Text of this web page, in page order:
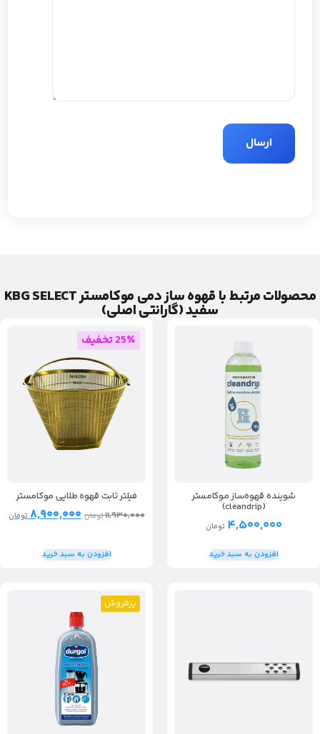
محصولات مرتبط با قهوه ساز دمی موکامستر KBG SELECT
سفید (گارانتی اصلی)
شوینده قهوه‌ساز موکامستر
(cleandrip)
۴,۵۰۰,۰۰۰ تومان
افزودن به سبد خرید
25٪ تخفیف
فیلتر ثابت قهوه طلایی موکامستر
۱۱,۹۳۰,۰۰۰تومان ۸,۹۰۰,۰۰۰تومان
افزودن به سبد خرید
پرفروش